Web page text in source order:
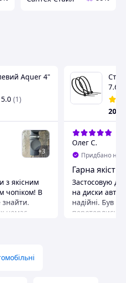
Aquer 4"
5.0 (1)
+3
з якісним
чопіком! В
знайти.
немає
201
Олег С.
Придбано на
Гарна якість
Застосовую
на диски авто.
надійні. Був
перетерлись і